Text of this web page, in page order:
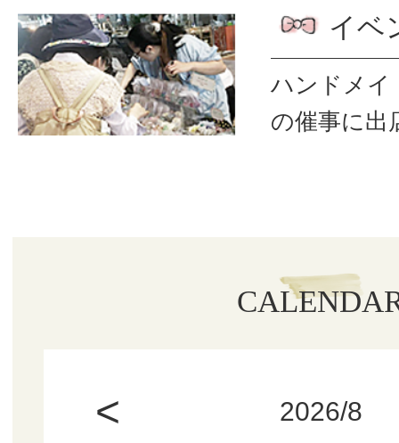
イベ
ハンドメイ
の催事に出
< 2026/8